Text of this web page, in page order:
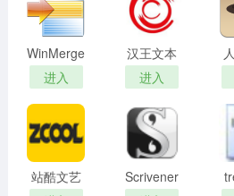
WinMerge
进入
汉王文本
王
进入
站酷文艺
Scrivener